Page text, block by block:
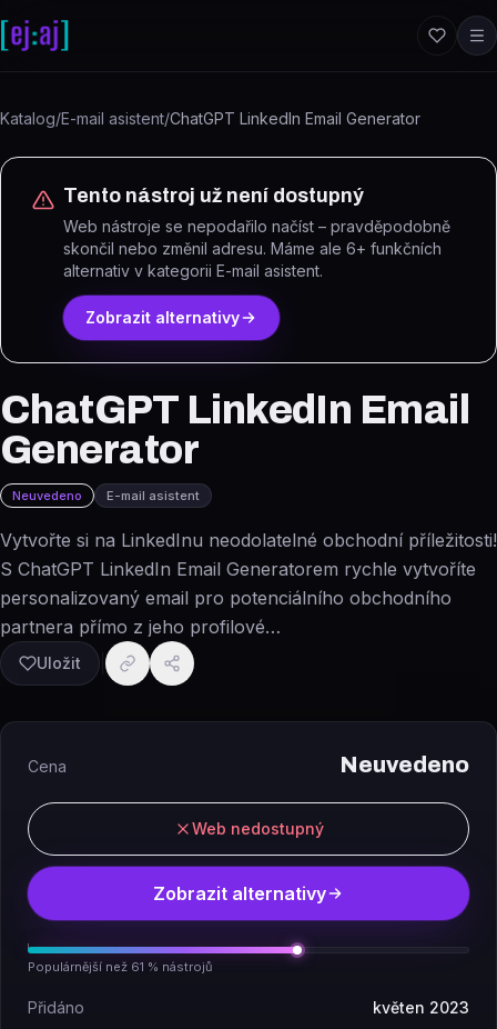
Katalog/E-mail asistent/ChatGPT LinkedIn Email Generator
Tento nástroj už není dostupný
Web nástroje se nepodařilo načíst – pravděpodobně
skončil nebo změnil adresu. Máme ale 6+ funkčních
alternativ v kategorii E-mail asistent.
Zobrazit alternativy
ChatGPT LinkedIn Email
Generator
Neuvedeno E-mail asistent
Vytvořte si na LinkedInu neodolatelné obchodní příležitosti!
S ChatGPT LinkedIn Email Generatorem rychle vytvoříte
personalizovaný email pro potenciálního obchodního
partnera přímo z jeho profilové…
Uložit
Cena Neuvedeno
Web nedostupný
Zobrazit alternativy
Populárnější než 61 % nástrojů
Přidáno květen 2023